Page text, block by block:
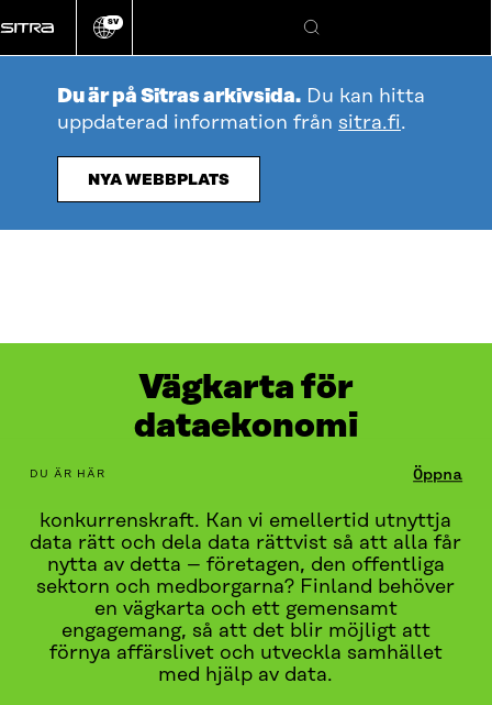
direkt
till
Ändra
språk
SV
Sök
Du är på Sitras arkivsida. Du kan hitta
uppdaterad information från sitra.fi.
NYA WEBBPLATS
Vägkarta för
dataekonomi
Data och information som förädlats från
konkurrenskraft. Kan vi emellertid utnyttja
data rätt och dela data rättvist så att alla får
nytta av detta – företagen, den offentliga
sektorn och medborgarna? Finland behöver
en vägkarta och ett gemensamt
engagemang, så att det blir möjligt att
förnya affärslivet och utveckla samhället
med hjälp av data.
DU ÄR HÄR Öppna